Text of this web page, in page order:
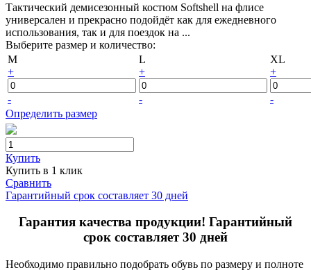
Тактический демисезонный костюм Softshell на флисе
универсален и прекрасно подойдёт как для ежедневного
использования, так и для поездок на ...
Выберите размер и количество:
M
+
-
L
+
-
XL
+
-
Определить размер
Купить
Купить в 1 клик
Сравнить
Гарантийный срок составляет 30 дней
Гарантия качества продукции! Гарантийный
срок составляет 30 дней
Необходимо правильно подобрать обувь по размеру и полноте